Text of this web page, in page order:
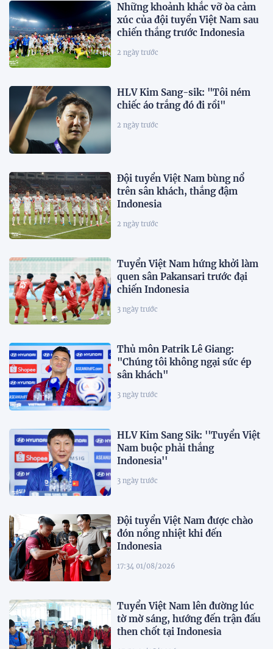
Những khoảnh khắc vỡ òa cảm
xúc của đội tuyển Việt Nam sau
chiến thắng trước Indonesia
2 ngày trước
HLV Kim Sang-sik: "Tôi ném
chiếc áo trắng đó đi rồi"
2 ngày trước
Đội tuyển Việt Nam bùng nổ
trên sân khách, thắng đậm
Indonesia
2 ngày trước
Tuyển Việt Nam hứng khởi làm
quen sân Pakansari trước đại
chiến Indonesia
3 ngày trước
Thủ môn Patrik Lê Giang:
"Chúng tôi không ngại sức ép
sân khách"
3 ngày trước
HLV Kim Sang Sik: ''Tuyển Việt
Nam buộc phải thắng
Indonesia''
3 ngày trước
Đội tuyển Việt Nam được chào
đón nồng nhiệt khi đến
Indonesia
17:34 01/08/2026
Tuyển Việt Nam lên đường lúc
tờ mờ sáng, hướng đến trận đấu
then chốt tại Indonesia